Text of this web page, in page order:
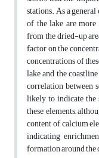
stations. As a
of the lake are more
from the dried-up
factor on the
concentrations of
lake and the
correlation between
likely to indicate the
these elements,
content of calcium
indicating
formation around the